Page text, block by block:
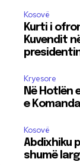
Kosovë
Kurti i
Kuvendit
Kryesore
Në Hotlën
e
Kosovë
Abdixhiku
shumë